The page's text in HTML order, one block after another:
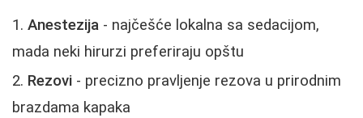
Anestezija - najčešće lokalna sa sedacijom,
mada neki hirurzi preferiraju opštu
Rezovi - precizno pravljenje rezova u prirodnim
brazdama kapaka